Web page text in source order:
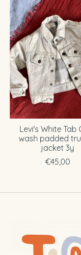
Levi's White Tab
wash padded
jacket 3y
€45,00